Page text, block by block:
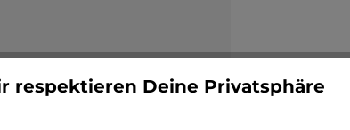
respektieren Deine Privatsphäre